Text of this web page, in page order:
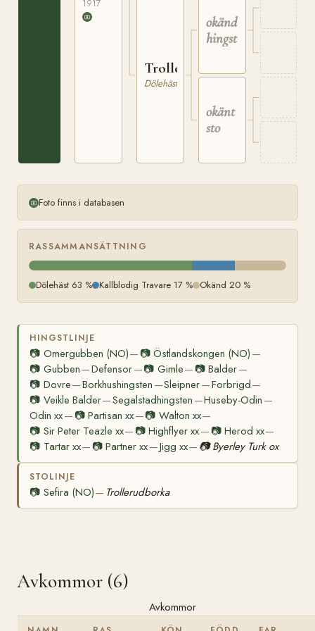
1917
Trollerudborka
Dölehäst
okänd
hingst
okänt
sto
Foto finns i databasen
RASSAMMANSÄTTNING
Dölehäst 63 % Kallblodig Travare 17 % Okänd 20 %
HINGSTLINJE
📷 Omergubben (NO)— 📷Östlandskongen (NO) —
📷 Gubben—Defensor—📷 Gimle— 📷Balder—
📷 Dovre—Borkhushingsten —Sleipner—Forbrigd—
📷 Veikle Balder—Segalstadhingsten —Huseby-Odin —
Odin xx— 📷Partisan xx—📷 Walton xx—
📷 Sir Peter Teazle xx— 📷Highflyer xx— 📷 Herod xx—
📷 Tartar xx— 📷Partner xx—Jigg xx— 📷 Byerley Turk ox
STOLINJE
📷 Sefira (NO)— Trollerudborka
Avkommor (6)
Avkommor